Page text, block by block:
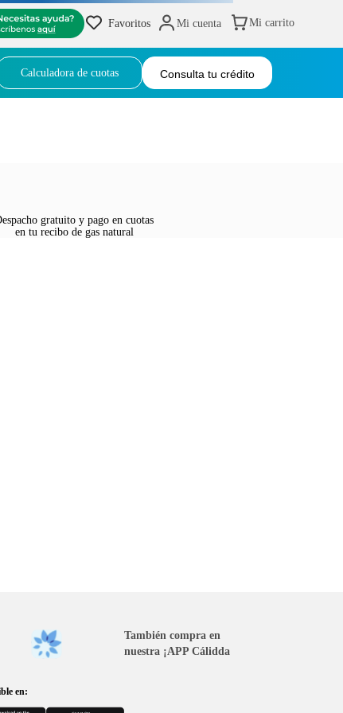
Favoritos Mi cuenta
Calculadora de cuotas Consulta tu crédito
gratuito y pago en cuotas
en tu recibo de gas natural
También compra en
nuestra ¡APP Cálidda
en: